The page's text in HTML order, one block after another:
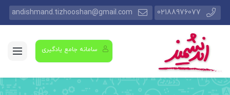
02188976077
andishmand.tizhooshan@gmail.com
سامانه جامع یادگیری